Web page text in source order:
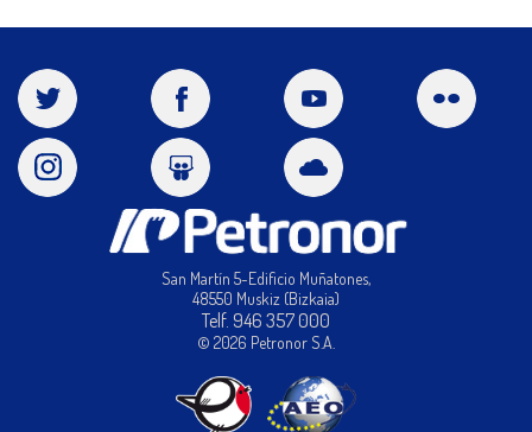
San Martín 5-Edificio Muñatones,
48550 Muskiz (Bizkaia)
Telf. 946 357 000
© 2026 Petronor S.A.